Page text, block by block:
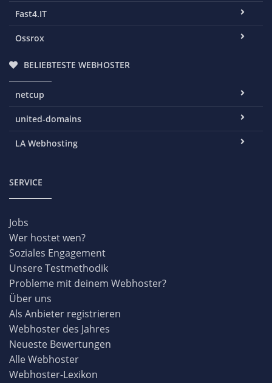
Fast4.IT
Ossrox
BELIEBTESTE WEBHOSTER
netcup
united-domains
LA Webhosting
SERVICE
Jobs
Wer hostet wen?
Soziales Engagement
Unsere Testmethodik
Probleme mit deinem Webhoster?
Über uns
Als Anbieter registrieren
Webhoster des Jahres
Neueste Bewertungen
Alle Webhoster
Webhoster-Lexikon